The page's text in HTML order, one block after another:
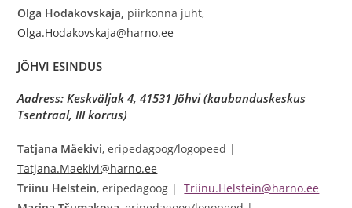
Olga Hodakovskaja, piirkonna juht,
Olga.Hodakovskaja@harno.ee
JÕHVI ESINDUS
Aadress: Keskväljak 4, 41531 Jõhvi (kaubanduskeskus
Tsentraal, III korrus)
Tatjana Mäekivi, eripedagoog/logopeed |
Tatjana.Maekivi@harno.ee
Triinu Helstein, eripedagoog |Triinu.Helstein@harno.ee